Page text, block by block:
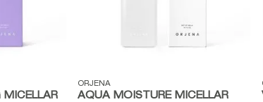
MICELLAR
Vista rápida
ORJENA
AQUA MOISTURE MICELLAR